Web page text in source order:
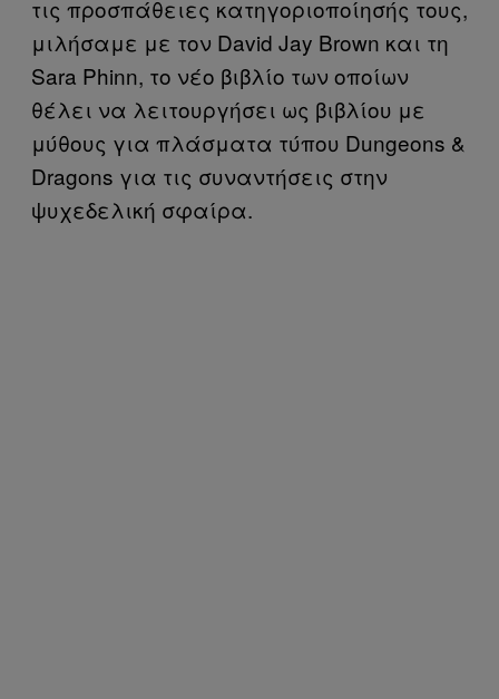
τις προσπάθειες κατηγοριοποίησής τους,
μιλήσαμε με τον David Jay Brown και τη
Sara Phinn, το νέο βιβλίο των οποίων
θέλει να λειτουργήσει ως βιβλίου με
μύθους για πλάσματα τύπου Dungeons &
Dragons για τις συναντήσεις στην
ψυχεδελική σφαίρα.